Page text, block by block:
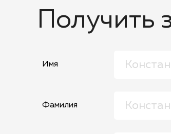
Получить
Имя
Фамилия